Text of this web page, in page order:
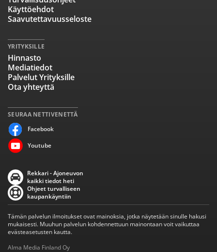
SEURAA NETTIVENETTÄ
Facebook
Youtube
Käyttöehdot
Saavutettavuusseloste
YRITYKSILLE
Hinnasto
Mediatiedot
Palvelut Yrityksille
Ota yhteyttä
Rekkari - Ajoneuvon
kaikki tiedot heti
Ohjeet turvalliseen
kaupankäyntiin
Tämän palvelun ilmoitukset ovat mainoksia, jotka näytetään sinulle hakusi
mukaisesti. Muuhun palvelun kohdennettuun mainontaan voit vaikuttaa
evästeasetusten kautta.
Alma Media Finland Oy